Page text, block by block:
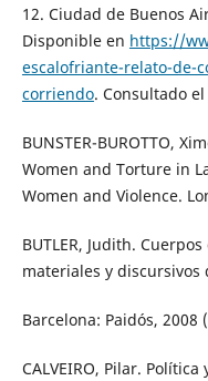
12. Ciudad de Buenos
Disponible en https://
escalofriante-relato-de-
corriendo. Consultado
BUNSTER-BUROTTO,
Women and Torture in
Women and Violence.
BUTLER, Judith.
materiales y discursivos
Barcelona: Paidós, 2008
CALVEIRO, Pilar.